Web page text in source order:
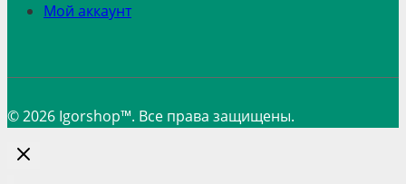
Мой аккаунт
© 2026 Igorshop™. Все права защищены.